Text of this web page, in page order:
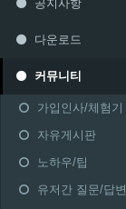
공지사항
다운로드
커뮤니티
가입인사/체험기
자유게시판
노하우/팁
유저간 질문/답변